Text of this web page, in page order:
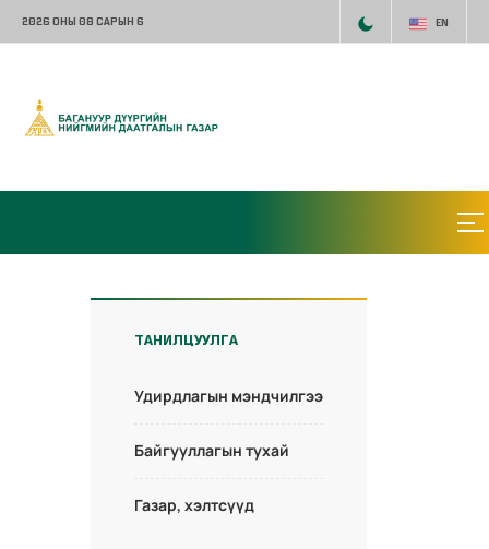
2026 ОНЫ 08 САРЫН 6 EN
ТАНИЛЦУУЛГА
Удирдлагын мэндчилгээ
Байгууллагын тухай
Газар, хэлтсүүд